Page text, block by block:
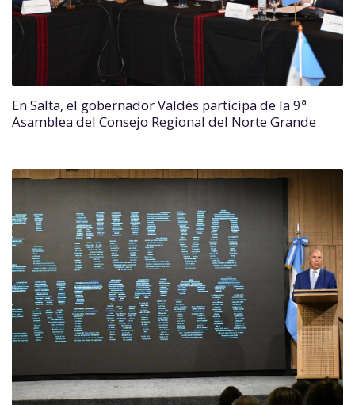
En Salta, el gobernador Valdés participa de la 9ª
Asamblea del Consejo Regional del Norte Grande